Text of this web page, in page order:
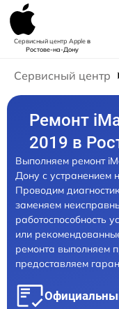
Сервисный центр Appleв
Ростове-на-Дону
Сервисный центр
Ремонт
2019 в
Выполняем ремонт
Дону с устранением
Проводим
заменяем
работоспособность
или
ремонта выполняем
предоставляем